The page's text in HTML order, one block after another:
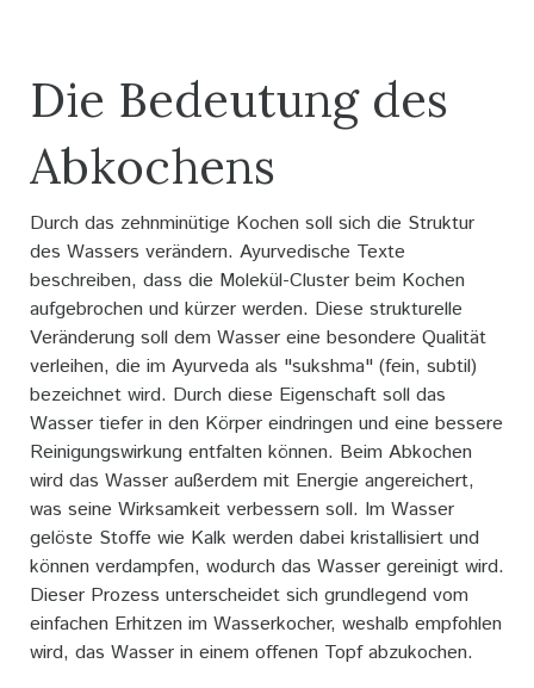
Die Bedeutung des
Abkochens
Durch das zehnminütige Kochen soll sich die Struktur
des Wassers verändern. Ayurvedische Texte
beschreiben, dass die Molekül-Cluster beim Kochen
aufgebrochen und kürzer werden. Diese strukturelle
Veränderung soll dem Wasser eine besondere Qualität
verleihen, die im Ayurveda als "sukshma" (fein, subtil)
bezeichnet wird. Durch diese Eigenschaft soll das
Wasser tiefer in den Körper eindringen und eine bessere
Reinigungswirkung entfalten können. Beim Abkochen
wird das Wasser außerdem mit Energie angereichert,
was seine Wirksamkeit verbessern soll. Im Wasser
gelöste Stoffe wie Kalk werden dabei kristallisiert und
können verdampfen, wodurch das Wasser gereinigt wird.
Dieser Prozess unterscheidet sich grundlegend vom
einfachen Erhitzen im Wasserkocher, weshalb empfohlen
wird, das Wasser in einem offenen Topf abzukochen.